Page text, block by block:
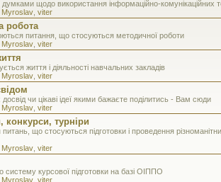
щодо використання інформаційно-комунікаційних
Myroslav viter
робота
питання, що стосуються методичної роботи
Myroslav viter
життя і діяльності навчальних закладів
Myroslav viter
чи цікаві ідеї якими бажаєте поділитись - Вам сюди
Myroslav viter
конкурси, турніри
що стосуються підготовки і проведення
Myroslav viter
курсової підготовки на базі ОІППО
Myroslav viter